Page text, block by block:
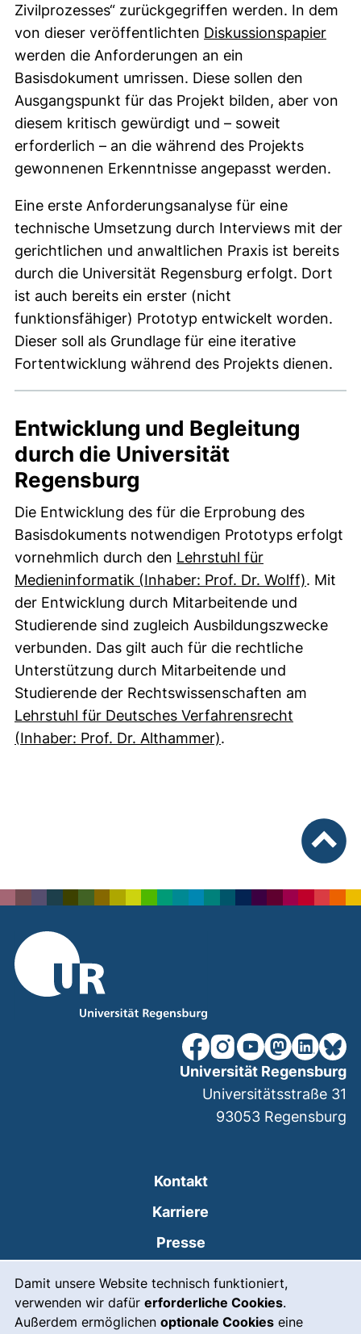
Damit unsere Website technisch funktioniert,
verwenden wir dafür erforderliche Cookies.
Außerdem ermöglichen optionale Cookies eine
Zivilprozesses“ zurückgegriffen werden. In dem
von dieser veröffentlichten Diskussionspapier
werden die Anforderungen an ein
Basisdokument umrissen. Diese sollen den
Ausgangspunkt für das Projekt bilden, aber von
diesem kritisch gewürdigt und – soweit
erforderlich – an die während des Projekts
gewonnenen Erkenntnisse angepasst werden.
Eine erste Anforderungsanalyse für eine
technische Umsetzung durch Interviews mit der
gerichtlichen und anwaltlichen Praxis ist bereits
durch die Universität Regensburg erfolgt. Dort
ist auch bereits ein erster (nicht
funktionsfähiger) Prototyp entwickelt worden.
Dieser soll als Grundlage für eine iterative
Fortentwicklung während des Projekts dienen.
Entwicklung und Begleitung
durch die Universität
Regensburg
Die Entwicklung des für die Erprobung des
Basisdokuments notwendigen Prototyps erfolgt
vornehmlich durch den Lehrstuhl für
Medieninformatik (Inhaber: Prof. Dr. Wolff). Mit
der Entwicklung durch Mitarbeitende und
Studierende sind zugleich Ausbildungszwecke
verbunden. Das gilt auch für die rechtliche
Unterstützung durch Mitarbeitende und
Studierende der Rechtswissenschaften am
Lehrstuhl für Deutsches Verfahrensrecht
(Inhaber: Prof. Dr. Althammer).
unsere Facebook-Seite
unsere Instagram-
unsere YouTube-
unsereunsere
Kontakt
Karriere
Presse
Leichte Sprache
Universität Regensburg
Universitätsstraße 31
93053 Regensburg